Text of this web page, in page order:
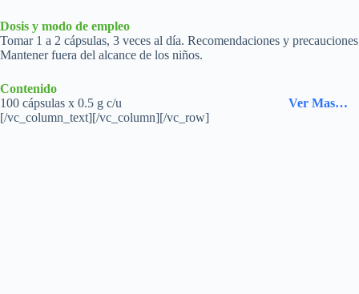
Dosis y modo de empleo
Tomar 1 a 2 cápsulas, 3 veces al día. Recomendaciones y precauciones
Mantener fuera del alcance de los niños.
Contenido
100 cápsulas x 0.5 g c/u
Ver Mas…
[/vc_column_text][/vc_column][/vc_row]